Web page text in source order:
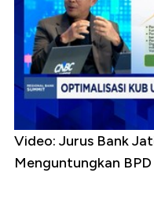
Video: Jurus Bank
Menguntungkan BPD